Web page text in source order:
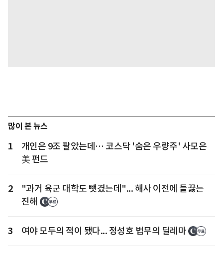
많이 본 뉴스
1
개인은 9조 팔았는데… 코스닥 '숨은 우량주' 사모은
美 펀드
2
"과거 육군 대학도 뺏겼는데"... 해사 이전에 들끓는
진해
3 여야 모두의 적이 됐다... 정성호 법무의 딜레마